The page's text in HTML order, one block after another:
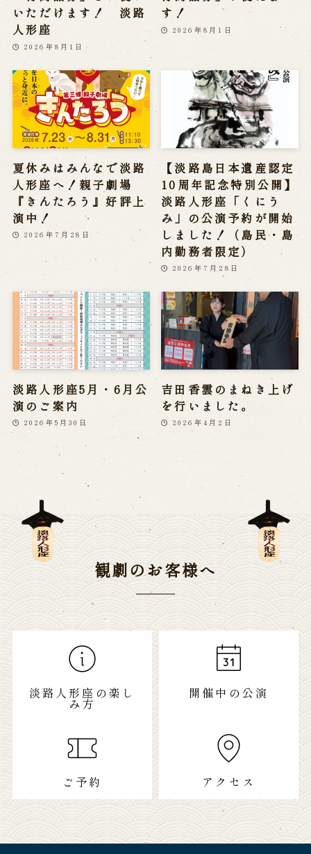
いただけます！ 淡路
人形座
2026年8月1日
す！
2026年8月1日
夏休みはみんなで淡路
人形座へ！親子劇場
『きんたろう』好評上
演中！
2026年7月28日
【淡路島日本遺産認定
10周年記念特別公開】
淡路人形座「くにう
み」の公演予約が開始
しました！（島民・島
内勤務者限定）
2026年7月28日
淡路人形座5月・6月公
演のご案内
2026年5月30日
吉田香雲のまねき上げ
を行いました。
2026年4月2日
観劇のお客様へ
淡路人形座の楽し
み方
開催中の公演
ご予約 アクセス